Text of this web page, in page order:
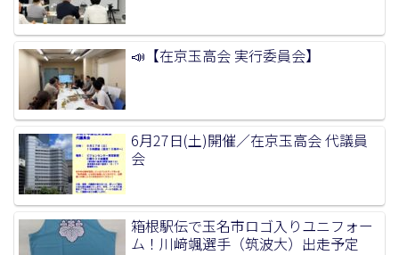
📣【在京玉高会 実行委員会】
6月27日(土)開催／在京玉高会 代議員
会
箱根駅伝で玉名市ロゴ入りユニフォー
ム！川﨑颯選手（筑波大）出走予定